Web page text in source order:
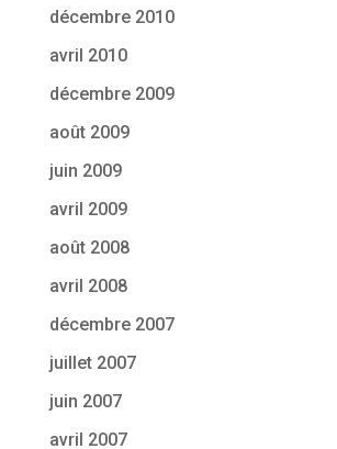
décembre 2010
avril 2010
décembre 2009
août 2009
juin 2009
avril 2009
août 2008
avril 2008
décembre 2007
juillet 2007
juin 2007
avril 2007